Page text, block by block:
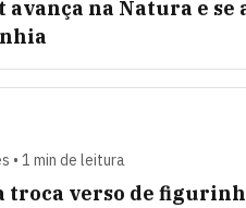
avança na Natura e
• 1 min de leitura
troca verso de